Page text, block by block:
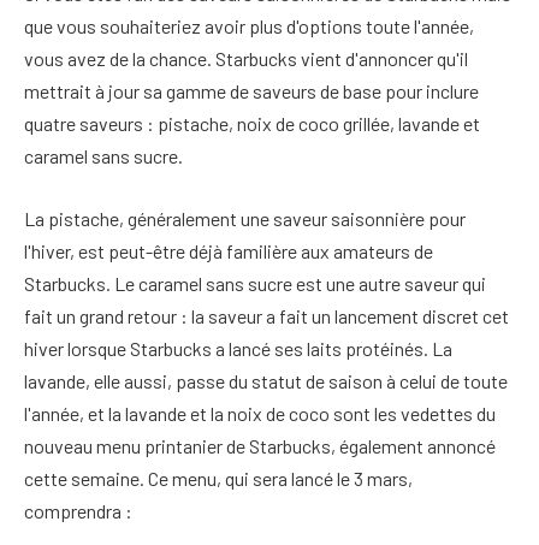
que vous souhaiteriez avoir plus d'options toute l'année,
vous avez de la chance. Starbucks vient d'annoncer qu'il
mettrait à jour sa gamme de saveurs de base pour inclure
quatre saveurs : pistache, noix de coco grillée, lavande et
caramel sans sucre.
La pistache, généralement une saveur saisonnière pour
l'hiver, est peut-être déjà familière aux amateurs de
Starbucks. Le caramel sans sucre est une autre saveur qui
fait un grand retour : la saveur a fait un lancement discret cet
hiver lorsque Starbucks a lancé ses laits protéinés. La
lavande, elle aussi, passe du statut de saison à celui de toute
l'année, et la lavande et la noix de coco sont les vedettes du
nouveau menu printanier de Starbucks, également annoncé
cette semaine. Ce menu, qui sera lancé le 3 mars,
comprendra :